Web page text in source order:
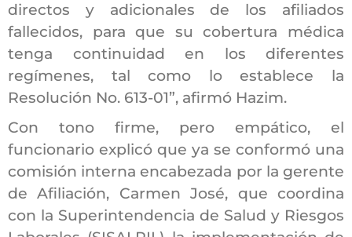
directos y adicionales de los afiliados
fallecidos, para que su cobertura médica
tenga continuidad en los diferentes
regímenes, tal como lo establece la
Resolución No. 613-01”, afirmó Hazim.
Con tono firme, pero empático, el
funcionario explicó que ya se conformó una
comisión interna encabezada por la gerente
de Afiliación, Carmen José, que coordina
con la Superintendencia de Salud y Riesgos